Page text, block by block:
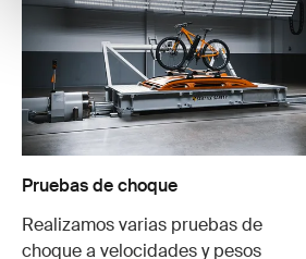
Pruebas de choque
Realizamos varias pruebas de
choque a velocidades y pesos